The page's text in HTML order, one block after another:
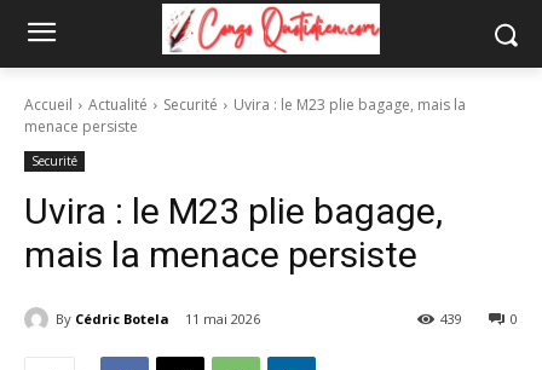
Accueil Actualité Securité
Uvira : le M23 plie bagage, mais la
menace persiste
Securité
Uvira : le M23 plie bagage,
mais la menace persiste
By Cédric Botela 11 mai 2026 0
439